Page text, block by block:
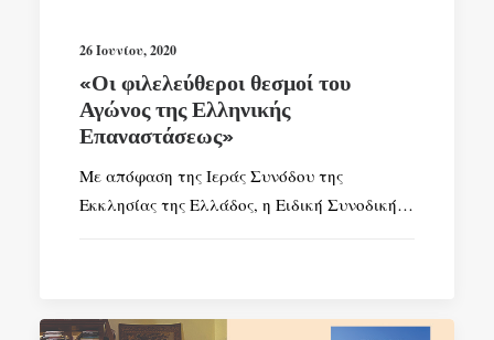
26 Ιουνίου, 2020
«Οι φιλελεύθεροι θεσμοί του
Αγώνος της Ελληνικής
Επαναστάσεως»
Με απόφαση της Ιεράς Συνόδου της
Εκκλησίας της Ελλάδος, η Ειδική Συνοδική…